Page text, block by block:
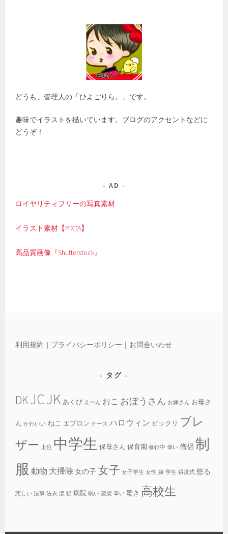
どうも、管理人の「ひよごりら。」です。
趣味でイラストを描いています。ブログのアクセントなどに
どうぞ！
AD
ロイヤリティフリーの写真素材
イラスト素材【PIXTA】
高品質画像『Shutterstock』
利用規約 ｜ プライバシーポリシー ｜ お問合いわせ
タグ
DKJCJK あくび えーん おこ おぼうさん お嫁さん お母さ
ん かわいい ねこ エプロン ナース ハロウィン ビックリ ブレ
ザー 上位 中学生 保母さん 保育園 修行中 偉い 僧侶 制
服 動物 大掃除 女の子女子 女子学生 女性 嫌 学生 得度式 怒る
悲しい 法事 法衣 涙 猫 病院 眠い 袈裟 辛い 驚き 高校生